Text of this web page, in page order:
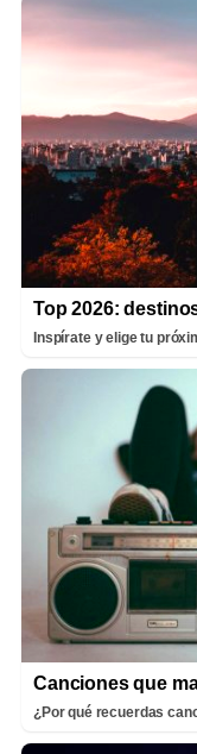
Top 2026:
Inspírate y elige tu
Canciones que
¿Por qué recuerdas